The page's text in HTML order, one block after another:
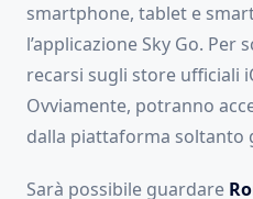
smartphone, tablet e
l’applicazione Sky Go. Per
recarsi sugli store ufficiali
Ovviamente, potranno
dalla piattaforma soltanto
Sarà possibile guardare